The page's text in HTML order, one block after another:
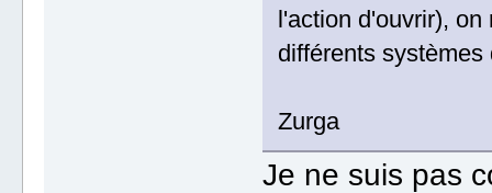
l'action d'ouvrir),
différents systèmes
Zurga
Je ne suis pas